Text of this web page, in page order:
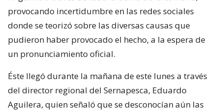
provocando incertidumbre en las redes sociales
donde se teorizó sobre las diversas causas que
pudieron haber provocado el hecho, a la espera de
un pronunciamiento oficial.
Éste llegó durante la mañana de este lunes a través
del director regional del Sernapesca, Eduardo
Aguilera, quien señaló que se desconocían aún las